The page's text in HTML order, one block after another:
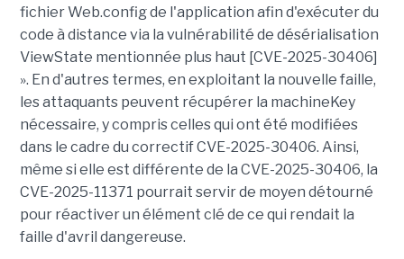
fichier Web.config de l'application afin d'exécuter du
code à distance via la vulnérabilité de désérialisation
ViewState mentionnée plus haut [CVE-2025-30406]
». En d'autres termes, en exploitant la nouvelle faille,
les attaquants peuvent récupérer la machineKey
nécessaire, y compris celles qui ont été modifiées
dans le cadre du correctif CVE-2025-30406. Ainsi,
même si elle est différente de la CVE-2025-30406, la
CVE-2025-11371 pourrait servir de moyen détourné
pour réactiver un élément clé de ce qui rendait la
faille d'avril dangereuse.